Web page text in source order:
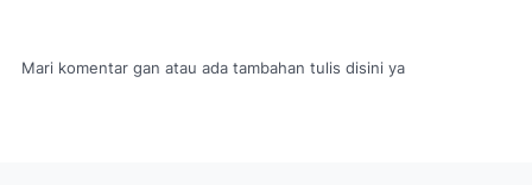
Mari komentar gan atau ada tambahan tulis disini ya